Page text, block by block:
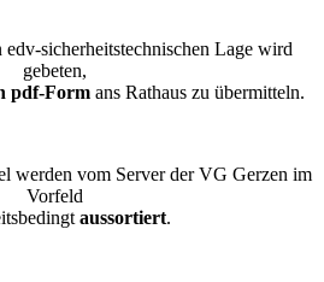
sicherheitstechnischen Lage wird
gebeten,
pdf-Formans Rathaus zu übermitteln.
werden vom Server der VG Gerzen im
Vorfeld
aussortiert.